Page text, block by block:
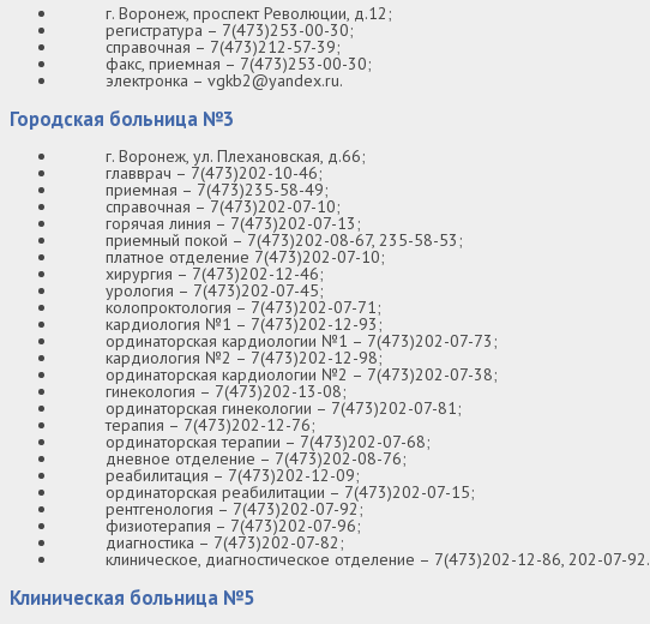
г. Воронеж, проспект Революции, д.12;
регистратура – 7(473)253-00-30;
справочная – 7(473)212-57-39;
факс, приемная – 7(473)253-00-30;
электронка – vgkb2@yandex.ru.
Городская больница №3
г. Воронеж, ул. Плехановская, д.66;
главврач – 7(473)202-10-46;
приемная – 7(473)235-58-49;
справочная – 7(473)202-07-10;
горячая линия – 7(473)202-07-13;
приемный покой – 7(473)202-08-67, 235-58-53;
платное отделение 7(473)202-07-10;
хирургия – 7(473)202-12-46;
урология – 7(473)202-07-45;
колопроктология – 7(473)202-07-71;
кардиология №1 – 7(473)202-12-93;
ординаторская кардиологии №1 – 7(473)202-07-73;
кардиология №2 – 7(473)202-12-98;
ординаторская кардиологии №2 – 7(473)202-07-38;
гинекология – 7(473)202-13-08;
ординаторская гинекологии – 7(473)202-07-81;
терапия – 7(473)202-12-76;
ординаторская терапии – 7(473)202-07-68;
дневное отделение – 7(473)202-08-76;
реабилитация – 7(473)202-12-09;
ординаторская реабилитации – 7(473)202-07-15;
рентгенология – 7(473)202-07-92;
физиотерапия – 7(473)202-07-96;
диагностика – 7(473)202-07-82;
клиническое, диагностическое отделение – 7(473)202-12-86, 202-07-92.
Клиническая больница №5